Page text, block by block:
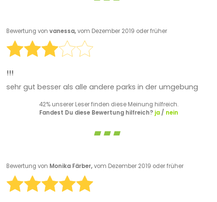
Bewertung von vanessa,vom Dezember 2019 oder früher
!!!
sehr gut besser als alle andere parks in der umgebung
42% unserer Leser finden diese Meinung hilfreich.
Fandest Du diese Bewertung hilfreich? ja/ nein
Bewertung von Monika Färber,vom Dezember 2019 oder früher